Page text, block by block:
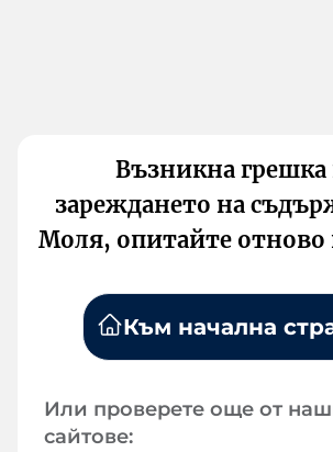
Възникна грешка
зареждането на
Моля, опитайте
Към начална
Или проверете още от
сайтове: